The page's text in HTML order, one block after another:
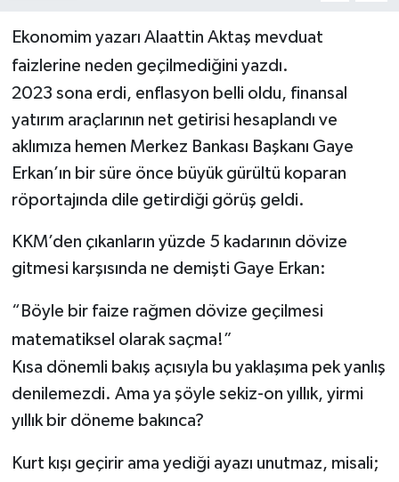
Ekonomim yazarı Alaattin Aktaş mevduat
faizlerine neden geçilmediğini yazdı.
2023 sona erdi, enflasyon belli oldu, finansal
yatırım araçlarının net getirisi hesaplandı ve
aklımıza hemen Merkez Bankası Başkanı Gaye
Erkan’ın bir süre önce büyük gürültü koparan
röportajında dile getirdiği görüş geldi.
KKM’den çıkanların yüzde 5 kadarının dövize
gitmesi karşısında ne demişti Gaye Erkan:
“Böyle bir faize rağmen dövize geçilmesi
matematiksel olarak saçma!”
Kısa dönemli bakış açısıyla bu yaklaşıma pek yanlış
denilemezdi. Ama ya şöyle sekiz-on yıllık, yirmi
yıllık bir döneme bakınca?
Kurt kışı geçirir ama yediği ayazı unutmaz, misali;